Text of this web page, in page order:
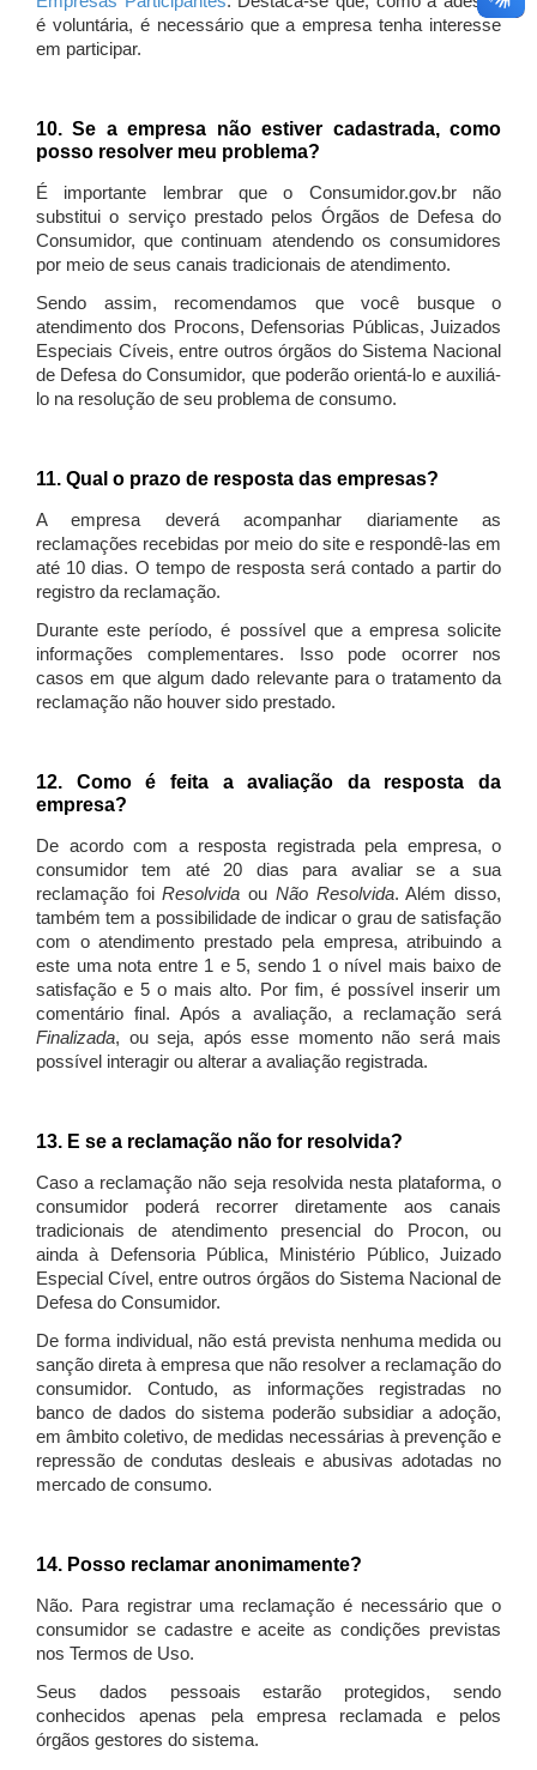
é voluntária, é necessário que a empresa tenha interesse
em participar.
10. Se a empresa não estiver cadastrada, como
posso resolver meu problema?
É importante lembrar que o Consumidor.gov.br não
substitui o serviço prestado pelos Órgãos de Defesa do
Consumidor, que continuam atendendo os consumidores
por meio de seus canais tradicionais de atendimento.
Sendo assim, recomendamos que você busque o
atendimento dos Procons, Defensorias Públicas, Juizados
Especiais Cíveis, entre outros órgãos do Sistema Nacional
de Defesa do Consumidor, que poderão orientá-lo e auxiliá-
lo na resolução de seu problema de consumo.
11. Qual o prazo de resposta das empresas?
A empresa deverá acompanhar diariamente as
reclamações recebidas por meio do site e respondê-las em
até 10 dias. O tempo de resposta será contado a partir do
registro da reclamação.
Durante este período, é possível que a empresa solicite
informações complementares. Isso pode ocorrer nos
casos em que algum dado relevante para o tratamento da
reclamação não houver sido prestado.
12. Como é feita a avaliação da resposta da
empresa?
De acordo com a resposta registrada pela empresa, o
consumidor tem até 20 dias para avaliar se a sua
reclamação foiResolvida ou Não Resolvida. Além disso,
também tem a possibilidade de indicar o grau de satisfação
com o atendimento prestado pela empresa, atribuindo a
este uma nota entre 1 e 5, sendo 1 o nível mais baixo de
satisfação e 5 o mais alto. Por fim, é possível inserir um
comentário final. Após a avaliação, a reclamação será
Finalizada, ou seja, após esse momento não será mais
possível interagir ou alterar a avaliação registrada.
13. E se a reclamação não for resolvida?
Caso a reclamação não seja resolvida nesta plataforma, o
consumidor poderá recorrer diretamente aos canais
tradicionais de atendimento presencial do Procon, ou
ainda à Defensoria Pública, Ministério Público, Juizado
Especial Cível, entre outros órgãos do Sistema Nacional de
Defesa do Consumidor.
De forma individual, não está prevista nenhuma medida ou
sanção direta à empresa que não resolver a reclamação do
consumidor. Contudo, as informações registradas no
banco de dados do sistema poderão subsidiar a adoção,
em âmbito coletivo, de medidas necessárias à prevenção e
repressão de condutas desleais e abusivas adotadas no
mercado de consumo.
14. Posso reclamar anonimamente?
Não. Para registrar uma reclamação é necessário que o
consumidor se cadastre e aceite as condições previstas
nos Termos de Uso.
Seus dados pessoais estarão protegidos, sendo
conhecidos apenas pela empresa reclamada e pelos
órgãos gestores do sistema.